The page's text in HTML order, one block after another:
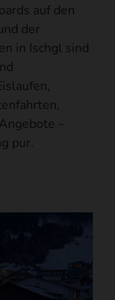
auf den
der
in Ischgl sind
–
pur.